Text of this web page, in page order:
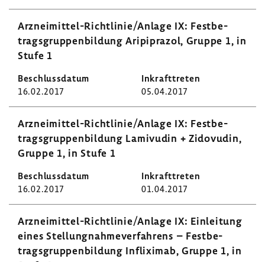
Arzneimittel-​Richtlinie/Anlage IX: Fest­be­
trags­grup­pen­bil­dung Aripi­prazol, Gruppe 1, in
Stufe 1
16.02.2017 05.04.2017
Arzneimittel-​Richtlinie/Anlage IX: Fest­be­
trags­grup­pen­bil­dung Lami­vudin + Zido­vudin,
Gruppe 1, in Stufe 1
16.02.2017 01.04.2017
Arzneimittel-​Richtlinie/Anlage IX: Einlei­tung
eines Stel­lung­nah­me­ver­fah­rens – Fest­be­
trags­grup­pen­bil­dung Infli­ximab, Gruppe 1, in